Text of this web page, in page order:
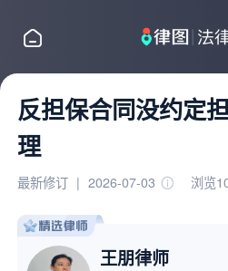
反担保合同没约定
理
最新修订 | 2026-07-03 浏览
王朋律师